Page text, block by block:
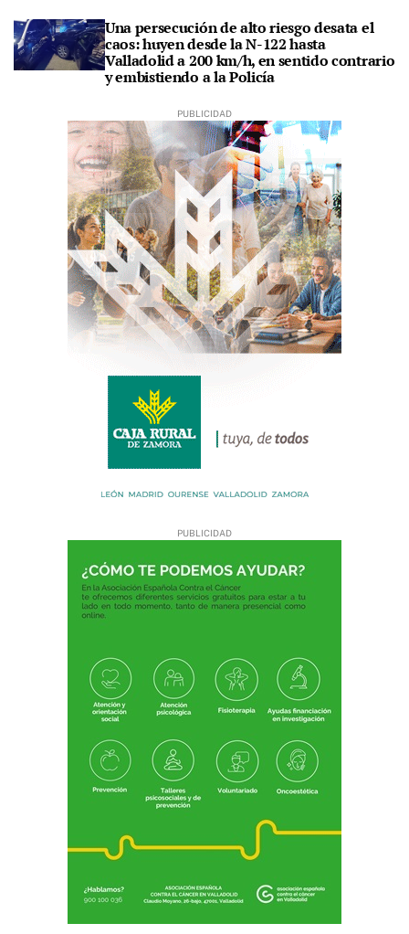
Una persecución de alto riesgo desata el
caos: huyen desde la N-122 hasta
Valladolid a 200 km/h, en sentido contrario
y embistiendo a la Policía